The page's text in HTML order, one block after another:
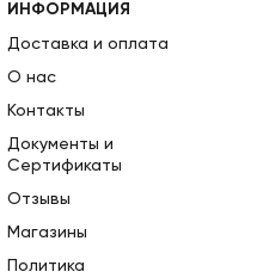
ИНФОРМАЦИЯ
Доставка и оплата
О нас
Контакты
Документы и
Сертификаты
Отзывы
Магазины
Политика